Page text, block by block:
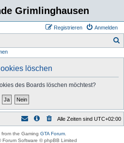
Grimlinghausen
Anmelden
Registrieren
löschen
des Boards löschen möchtest?
Alle Zeiten sind UTC+02:00
the Gaming GTA Forum
Forum Software © phpBB Limited